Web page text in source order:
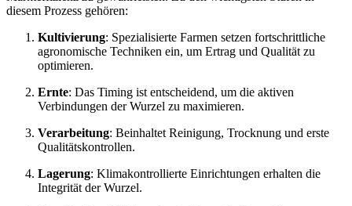
diesem Prozess gehören:
Kultivierung: Spezialisierte Farmen setzen fortschrittliche
agronomische Techniken ein, um Ertrag und Qualität zu
optimieren.
Ernte: Das Timing ist entscheidend, um die aktiven
Verbindungen der Wurzel zu maximieren.
Verarbeitung: Beinhaltet Reinigung, Trocknung und erste
Qualitätskontrollen.
Lagerung: Klimakontrollierte Einrichtungen erhalten die
Integrität der Wurzel.